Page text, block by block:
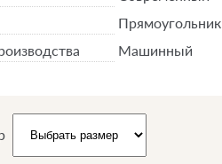
Прямоугольник
Машинный